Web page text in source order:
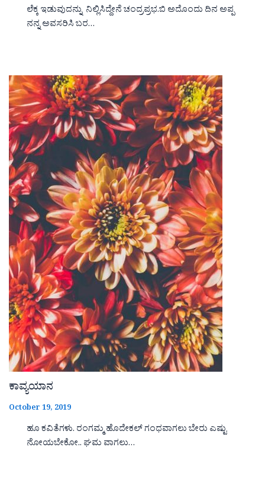
ಲೆಕ್ಕ ಇಡುವುದನ್ನು ನಿಲ್ಲಿಸಿದ್ದೇನೆ ಚಂದ್ರಪ್ರಭ.ಬಿ ಅದೊಂದು ದಿನ ಅಪ್ಪ
ನನ್ನ ಅವಸರಿಸಿ ಬರ…
ಕಾವ್ಯಯಾನ
October 19, 2019
ಹೂ ಕವಿತೆಗಳು. ರಂಗಮ್ಮ ಹೊದೇಕಲ್ ಗಂಧವಾಗಲು ಬೇರು ಎಷ್ಟು
ನೋಯಬೇಕೋ.. ಘಮ ವಾಗಲು…